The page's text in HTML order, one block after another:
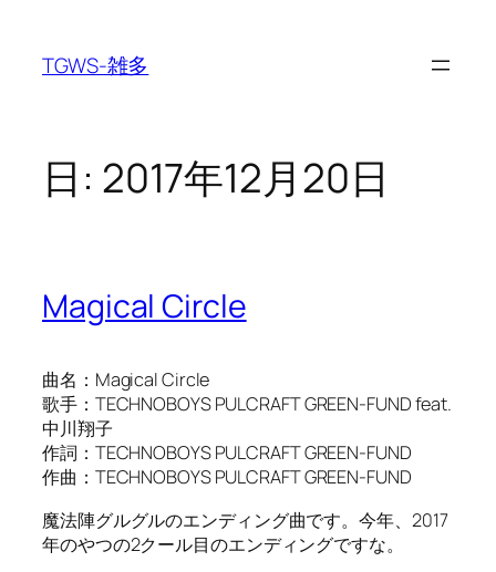
TGWS-雑多
日: 2017年12月20日
Magical Circle
曲名：Magical Circle
歌手：TECHNOBOYS PULCRAFT GREEN-FUND feat.
中川翔子
作詞：TECHNOBOYS PULCRAFT GREEN-FUND
作曲：TECHNOBOYS PULCRAFT GREEN-FUND
魔法陣グルグルのエンディング曲です。今年、2017
年のやつの2クール目のエンディングですな。